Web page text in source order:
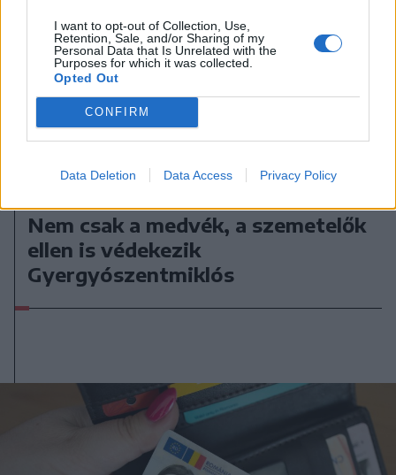
I want to opt-out of Collection, Use,
Retention, Sale, and/or Sharing of my
Personal Data that Is Unrelated with the
Purposes for which it was collected.
Opted Out
CONFIRM
Data Deletion Data Access Privacy Policy
Nem csak a medvék, a szemetelők
ellen is védekezik
Gyergyószentmiklós